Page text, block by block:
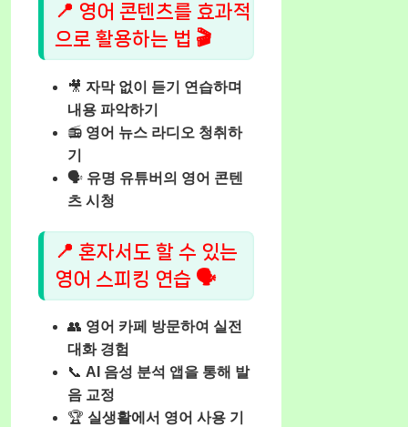
📍 영어 콘텐츠를 효과적
으로 활용하는 법 🎬
🎥 자막 없이 듣기 연습하며
내용 파악하기
📻 영어 뉴스 라디오 청취하
기
🗣️ 유명 유튜버의 영어 콘텐
츠 시청
📍 혼자서도 할 수 있는
영어 스피킹 연습 🗣️
👥 영어 카페 방문하여 실전
대화 경험
📞 AI 음성 분석 앱을 통해 발
음 교정
🏆 실생활에서 영어 사용 기